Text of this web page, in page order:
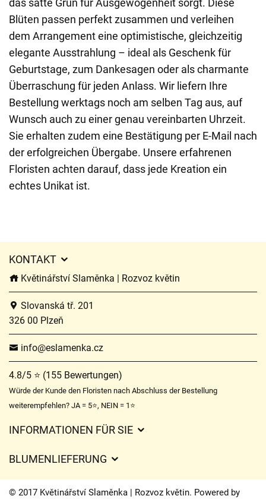
das satte Grün für Ausgewogenheit sorgt. Diese
Blüten passen perfekt zusammen und verleihen
dem Arrangement eine optimistische, gleichzeitig
elegante Ausstrahlung – ideal als Geschenk für
Geburtstage, zum Dankesagen oder als charmante
Überraschung für jeden Anlass. Wir liefern Ihre
Bestellung werktags noch am selben Tag aus, auf
Wunsch auch zu einer genau vereinbarten Uhrzeit.
Sie erhalten zudem eine Bestätigung per E-Mail nach
der erfolgreichen Übergabe. Unsere erfahrenen
Floristen achten darauf, dass jede Kreation ein
echtes Unikat ist.
KONTAKT
Květinářství Slaměnka | Rozvoz květin
Slovanská tř. 201
326 00 Plzeň
info@eslamenka.cz
4.8/5 ⭐ (155 Bewertungen)
Würde der Kunde den Floristen nach Abschluss der Bestellung
weiterempfehlen? JA = 5⭐, NEIN = 1⭐
INFORMATIONEN FÜR SIE
Lieferzeiten für Blumen – Übersicht der Möglichkeiten
BLUMENLIEFERUNG
Liefergebühren
© 2017 Květinářství Slaměnka | Rozvoz květin. Powered by